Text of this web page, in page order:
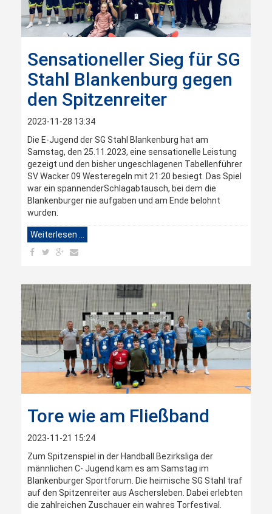
Sensationeller Sieg für SG
Stahl Blankenburg gegen
den Spitzenreiter
2023-11-28 13:34
Die E-Jugend der SG Stahl Blankenburg hat am
Samstag, den 25.11.2023, eine sensationelle Leistung
gezeigt und den bisher ungeschlagenen Tabellenführer
SV Wacker 09 Westeregeln mit 21:20 besiegt. Das Spiel
war ein spannenderSchlagabtausch, bei dem die
Blankenburger nie aufgaben und am Ende belohnt
wurden.
Weiterlesen …
Tore wie am Fließband
2023-11-21 15:24
Zum Spitzenspiel in der Handball Bezirksliga der
männlichen C- Jugend kam es am Samstag im
Blankenburger Sportforum. Die heimische SG Stahl traf
auf den Spitzenreiter aus Aschersleben. Dabei erlebten
die zahlreichen Zuschauer ein wahres Torfestival.